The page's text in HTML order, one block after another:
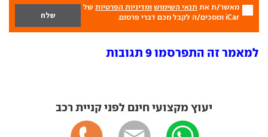
מאשר/ת את תנאי השימוש ומדיניות הפרטיות של
iCar ומסכים/ה לקבל מכם דברי פרסום.
למאמר זה התפרסמו 9 תגובות
יעוץ מקצועי חינם לפני קניית רכב